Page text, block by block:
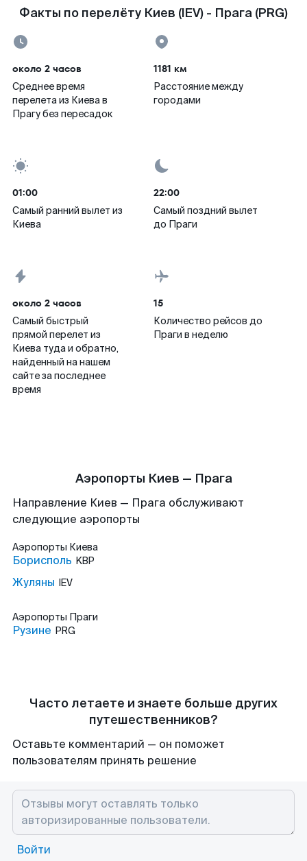
Факты по перелёту Киев (IEV) - Прага (PRG)
около 2 часов
Среднее время
перелета из Киева в
Прагу без пересадок
1181 км
Расстояние между
городами
01:00
Самый ранний вылет из
Киева
22:00
Самый поздний вылет
до Праги
около 2 часов
Самый быстрый
прямой перелет из
Киева туда и обратно,
найденный на нашем
сайте за последнее
время
15
Количество рейсов до
Праги в неделю
Аэропорты Киев — Прага
Направление Киев — Прага обслуживают
следующие аэропорты
Аэропорты Киева
Борисполь KBP
Жуляны IEV
Аэропорты Праги
Рузине PRG
Часто летаете и знаете больше других
путешественников?
Оставьте комментарий — он поможет
пользователям принять решение
Войти